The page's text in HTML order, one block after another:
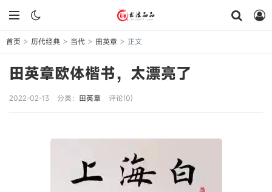
首页 > 历代经典 > 当代 > 田英章 > 正文
田英章欧体楷书，太漂亮了
2022-02-13 分类： 田英章 评论(0)